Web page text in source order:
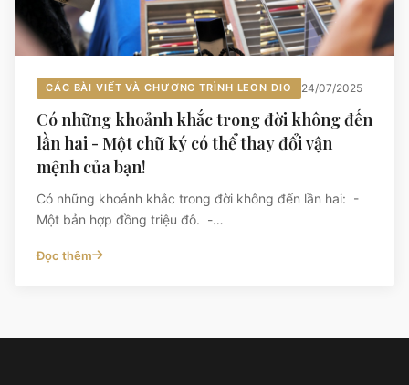
CÁC BÀI VIẾT VÀ CHƯƠNG TRÌNH LEON DIO 24/07/2025
Có những khoảnh khắc trong đời không đến
lần hai - Một chữ ký có thể thay đổi vận
mệnh của bạn!
Có những khoảnh khắc trong đời không đến lần hai: -
Một bản hợp đồng triệu đô. -…
Đọc thêm